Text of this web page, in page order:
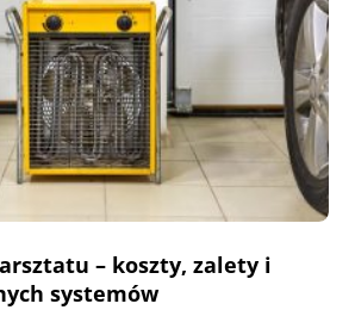
– koszty, zalety i
systemów